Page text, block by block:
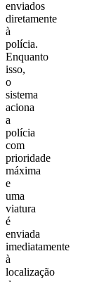
enviados
diretamente
à
polícia.
Enquanto
isso,
o
sistema
aciona
a
polícia
com
prioridade
máxima
e
uma
viatura
é
enviada
imediatamente
à
localização